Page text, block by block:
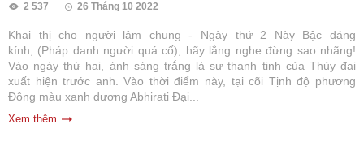
2 537 26 Tháng 10 2022
Khai thị cho người lâm chung - Ngày thứ 2 Này Bậc đáng
kính, (Pháp danh người quá cố), hãy lắng nghe đừng sao nhãng!
Vào ngày thứ hai, ánh sáng trắng là sự thanh tịnh của Thủy đại
xuất hiện trước anh. Vào thời điểm này, tại cõi Tịnh độ phương
Đông màu xanh dương Abhirati Đại...
Xem thêm